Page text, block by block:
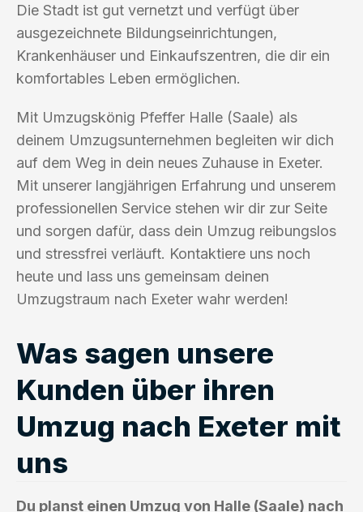
Die Stadt ist gut vernetzt und verfügt über
ausgezeichnete Bildungseinrichtungen,
Krankenhäuser und Einkaufszentren, die dir ein
komfortables Leben ermöglichen.
Mit Umzugskönig Pfeffer Halle (Saale) als
deinem Umzugsunternehmen begleiten wir dich
auf dem Weg in dein neues Zuhause in Exeter.
Mit unserer langjährigen Erfahrung und unserem
professionellen Service stehen wir dir zur Seite
und sorgen dafür, dass dein Umzug reibungslos
und stressfrei verläuft. Kontaktiere uns noch
heute und lass uns gemeinsam deinen
Umzugstraum nach Exeter wahr werden!
Was sagen unsere
Kunden über ihren
Umzug nach Exeter mit
uns
Du planst einen Umzug von Halle (Saale) nach